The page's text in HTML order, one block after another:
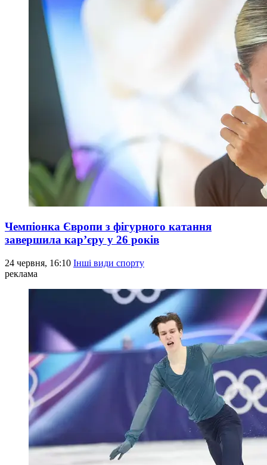
Чемпіонка Європи з фігурного катання
завершила кар’єру у 26 років
24 червня, 16:10 Інші види спорту
реклама